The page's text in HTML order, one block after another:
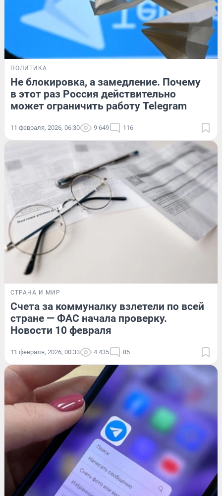
ПОЛИТИКА
Не блокировка, а замедление. Почему
в этот раз Россия действительно
может ограничить работу Telegram
11 февраля, 2026, 06:30 9 649 116
СТРАНА И МИР
Счета за коммуналку взлетели по всей
стране — ФАС начала проверку.
Новости 10 февраля
11 февраля, 2026, 00:33 4 435 85